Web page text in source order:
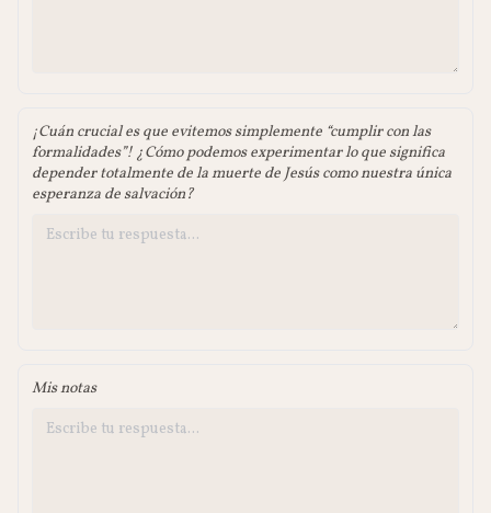
¡Cuán crucial es que evitemos simplemente “cumplir con las
formalidades”! ¿Cómo podemos experimentar lo que significa
depender totalmente de la muerte de Jesús como nuestra única
esperanza de salvación?
Mis notas